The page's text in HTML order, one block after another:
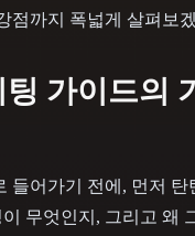
점까지 폭넓게 살펴보
가이드의
들어가기 전에, 먼저 탄
무엇인지, 그리고 왜